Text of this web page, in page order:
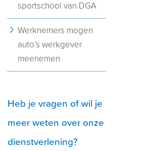
sportschool van DGA
Werknemers mogen
auto’s werkgever
meenemen
Heb je vragen of wil je
meer weten over onze
dienstverlening?